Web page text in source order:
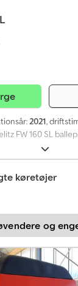
2021,
FW 160 SL
2021 (0040)
(0060)
Hydraulisk
Dsdpfozc
køretøjer
og